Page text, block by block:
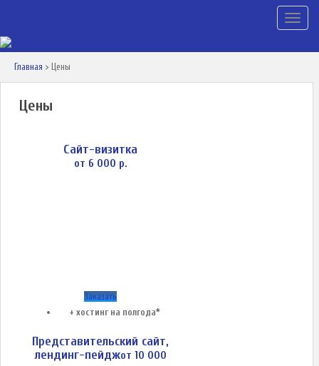
Главная > Цены
Цены
Сайт-визитка
от 6 000 р.
Заказать
+ хостинг на полгода*
Представительский сайт,
лендинг-пейджот 10 000